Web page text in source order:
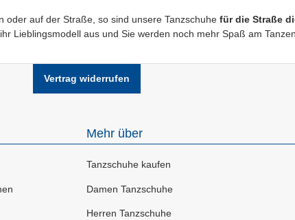
oder auf der Straße, so sind unsere Tanzschuhe für die Straße
ihr Lieblingsmodell aus und Sie werden noch mehr Spaß am
Vertrag widerrufen
Mehr über
Tanzschuhe kaufen
Damen Tanzschuhe
Herren Tanzschuhe